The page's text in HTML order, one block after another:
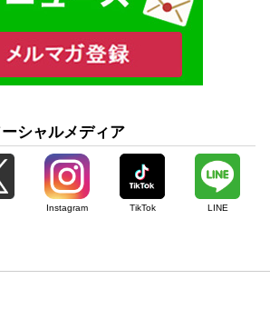
シャルメディア
Instagram TikTok LINE